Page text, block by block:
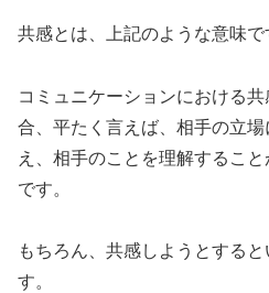
共感とは、上記のような意味で
コミュニケーションにおける
合、平たく言えば、相手の立
え、相手のことを理解するこ
です。
もちろん、共感しようとする
す。